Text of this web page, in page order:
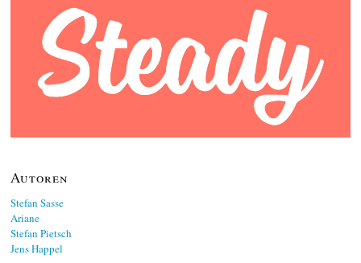
Autoren
Stefan Sasse
Ariane
Stefan Pietsch
Jens Happel